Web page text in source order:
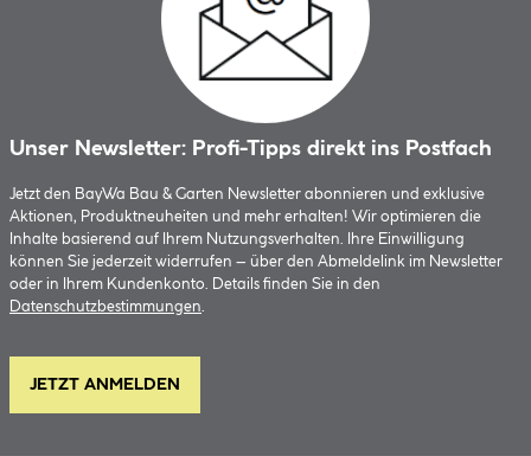
Unser Newsletter: Profi-Tipps direkt ins Postfach
Jetzt den BayWa Bau & Garten Newsletter abonnieren und exklusive
Aktionen, Produktneuheiten und mehr erhalten! Wir optimieren die
Inhalte basierend auf Ihrem Nutzungsverhalten. Ihre Einwilligung
können Sie jederzeit widerrufen – über den Abmeldelink im Newsletter
oder in Ihrem Kundenkonto. Details finden Sie in den
Datenschutzbestimmungen.
JETZT ANMELDEN